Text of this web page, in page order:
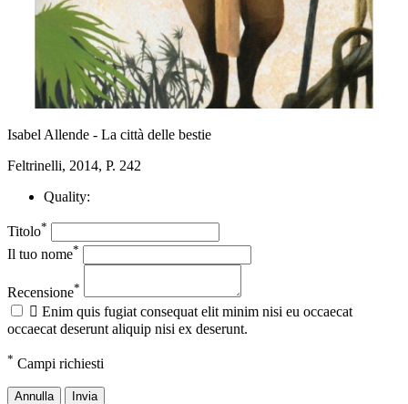
Isabel Allende - La città delle bestie
Feltrinelli, 2014, P. 242
Quality:
Titolo*
Il tuo nome*
Recensione*
 Enim quis fugiat consequat elit minim nisi eu occaecat
occaecat deserunt aliquip nisi ex deserunt.
* Campi richiesti
Annulla Invia